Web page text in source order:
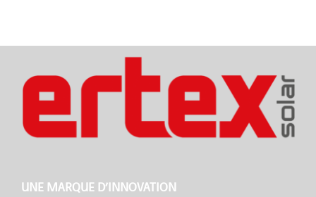
UNE MARQUE D’INNOVATION